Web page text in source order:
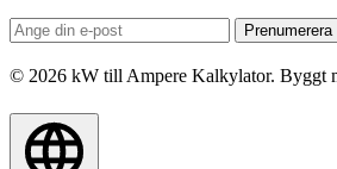
Prenumerera
© 2026 kW till Ampere Kalkylator. Byggt